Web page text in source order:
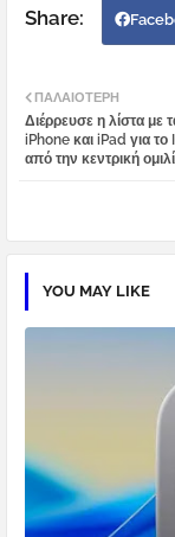
ΠΑΛΑΙΌΤΕΡΗ
Διέρρευσε η λίστα με
iPhone και iPad για το
από την κεντρική
YOU MAY LIKE